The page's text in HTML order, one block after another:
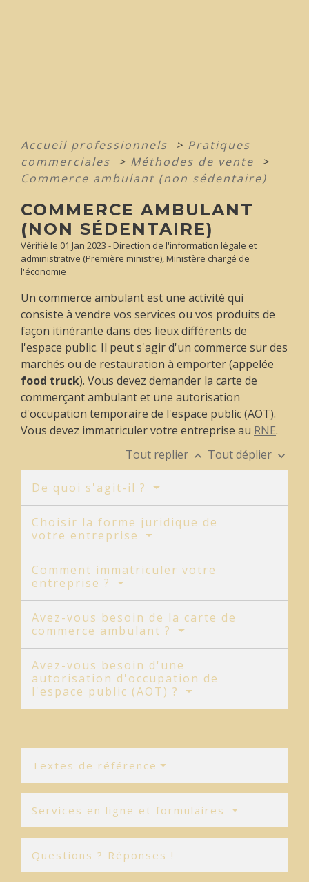
Accueil professionnels > Pratiques
commerciales
> Méthodes de vente
>
Commerce ambulant (non sédentaire)
COMMERCE AMBULANT
(NON SÉDENTAIRE)
Vérifié le 01 Jan 2023 - Direction de l'information légale et
administrative (Première ministre), Ministère chargé de
l'économie
Un commerce ambulant est une activité qui
consiste à vendre vos services ou vos produits de
façon itinérante dans des lieux différents de
l'espace public. Il peut s'agir d'un commerce sur des
marchés ou de restauration à emporter (appelée
food truck). Vous devez demander la carte de
commerçant ambulant et une autorisation
d'occupation temporaire de l'espace public (AOT).
Vous devez immatriculer votre entreprise au RNE.
Tout replier keyboard_arrow_up Tout déplier keyboard_arrow_down
De quoi s'agit-il ?
Choisir la forme juridique de
votre entreprise
Comment immatriculer votre
entreprise ?
Avez-vous besoin de la carte de
commerce ambulant ?
Avez-vous besoin d'une
autorisation d'occupation de
l'espace public (AOT) ?
Textes de référence
Services en ligne et formulaires
Questions ? Réponses !